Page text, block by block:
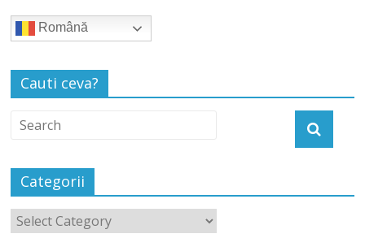
Română
Cauti ceva?
Categorii